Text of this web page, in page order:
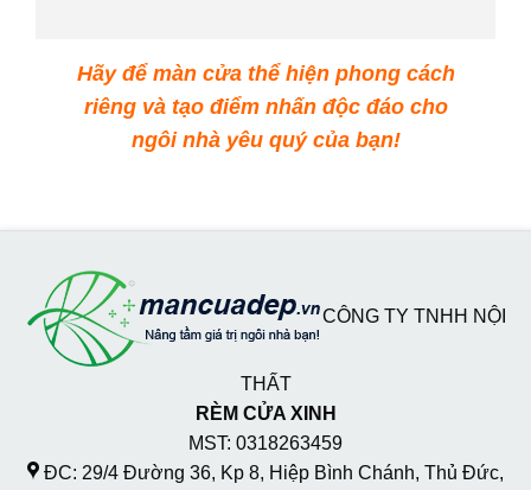
Hãy để màn cửa thể hiện phong cách
riêng và tạo điểm nhấn độc đáo cho
ngôi nhà yêu quý của bạn!
CÔNG TY TNHH NỘI
THẤT
RÈM CỬA XINH
MST: 0318263459
ĐC: 29/4 Đường 36, Kp 8, Hiệp Bình Chánh, Thủ Đức,